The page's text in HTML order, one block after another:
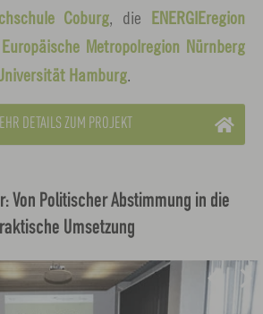
Coburg , die ENERGIEregion
Europäische Metropolregion Nürnberg
Hamburg
DETAILS ZUM PROJEKT
Von Politischer Abstimmung in die
Umsetzung